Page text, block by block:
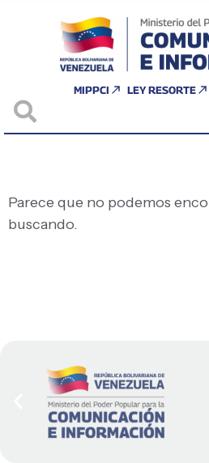
MIPPCI LEY RESORTE
Parece que no podemos
buscando.